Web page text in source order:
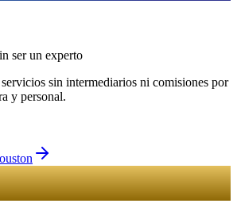
ser un experto
sin intermediarios ni comisiones por
y personal.